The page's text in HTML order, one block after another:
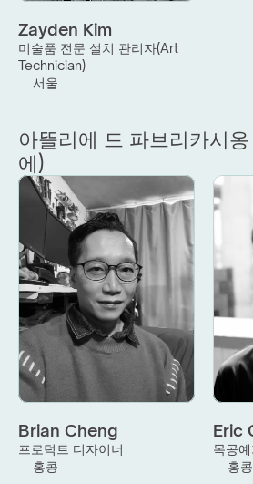
Zayden Kim
미술품 전문 설치 관리자(Art
Technician)
서울
아뜰리에 드 파브리카시
에)
Brian Cheng
프로덕트 디자이너
홍콩
Eric
목공
홍콩